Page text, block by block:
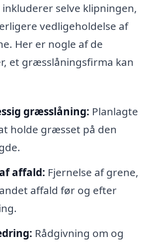
selve klipningen,
vedligeholdelse af
Her er nogle af de
et græsslåningsfirma kan
græsslåning: Planlagte
holde græsset på den
affald: Fjernelse af grene,
affald før og efter
Rådgivning om og